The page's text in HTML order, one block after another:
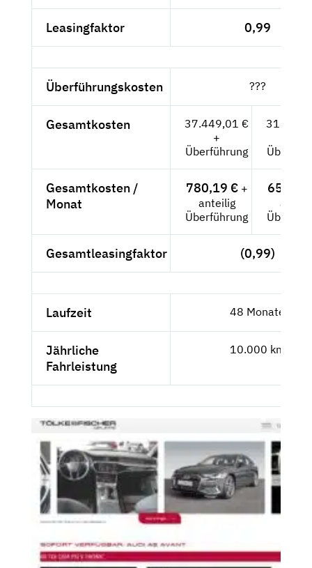
Leasingfaktor 0,99
Überführungskosten ???
Gesamtkosten
37.449,01 €
+
Überführung
Gesamtkosten /
Monat
780,19 €+
anteilig
Überführung
655,62
Gesamtleasingfaktor (0,99)
Laufzeit 48 Monate
Jährliche
Fahrleistung
10.000 km